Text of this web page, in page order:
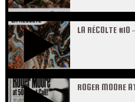
LA RÉCOLTE
ROGER